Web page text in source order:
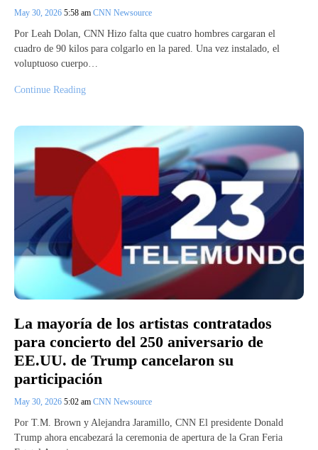
May 30, 2026 5:58 am CNN Newsource
Por Leah Dolan, CNN Hizo falta que cuatro hombres cargaran el
cuadro de 90 kilos para colgarlo en la pared. Una vez instalado, el
voluptuoso cuerpo…
Continue Reading
La mayoría de los artistas contratados
para concierto del 250 aniversario de
EE.UU. de Trump cancelaron su
participación
May 30, 2026 5:02 am CNN Newsource
Por T.M. Brown y Alejandra Jaramillo, CNN El presidente Donald
Trump ahora encabezará la ceremonia de apertura de la Gran Feria